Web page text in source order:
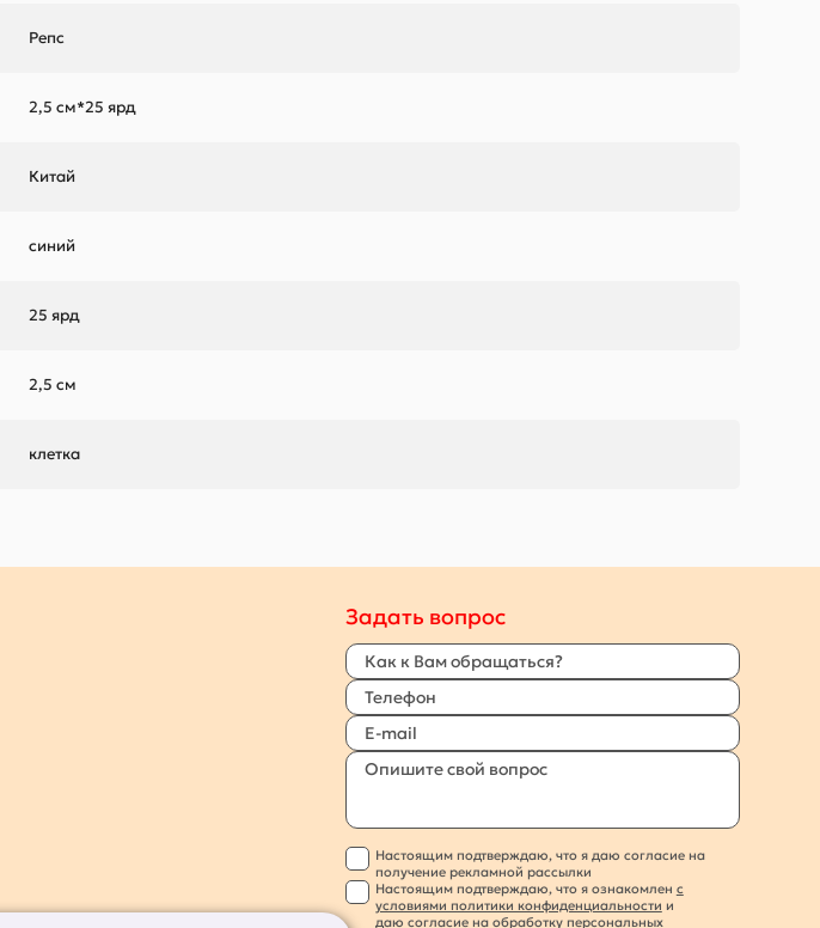
Репс
2,5 см*25 ярд
Китай
синий
25 ярд
2,5 см
клетка
Задать вопрос
Настоящим подтверждаю, что я даю согласие на
получение рекламной рассылки
Настоящим подтверждаю, что я ознакомлен с
условиями политики конфиденциальности и
даю согласие на обработку персональных